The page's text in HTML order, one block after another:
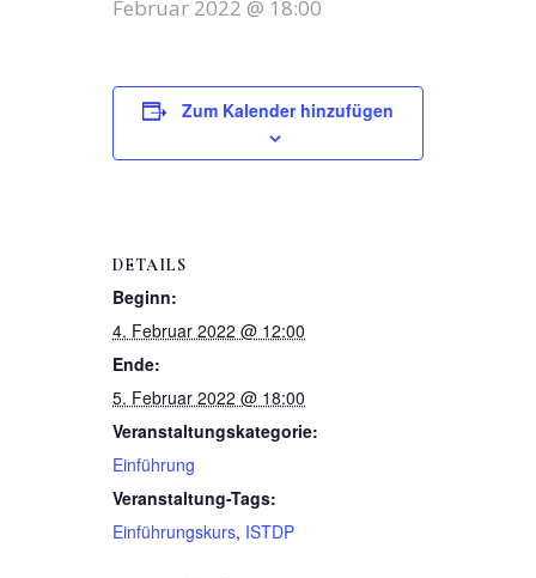
Februar 2022 @ 18:00
Zum Kalender hinzufügen
DETAILS
Beginn:
4. Februar 2022 @ 12:00
Ende:
5. Februar 2022 @ 18:00
Veranstaltungskategorie:
Einführung
Veranstaltung-Tags:
Einführungskurs, ISTDP